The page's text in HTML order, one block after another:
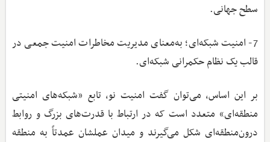
سطح جهانی.
7- امنیت شبکه‌ای؛ به‌معنای مدیریت مخاطرات امنیت جمعی در
قالب یک نظام حکمرانی شبکه‌ای.
بر این اساس، می‌توان گفت امنیت نو، تابع «شبکه‌های امنیتی
منطقه‌ای» متعدد است که در ارتباط با قدرت‌های بزرگ و روابط
درون‌منطقه‌ای شکل می‌گیرند و میدان عملشان عمدتاً به منطقه